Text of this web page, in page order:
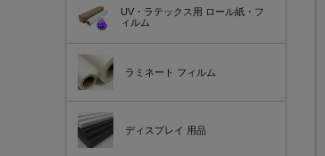
UV・ラテックス用 ロール紙・フ
ィルム
ラミネート フィルム
ディスプレイ 用品